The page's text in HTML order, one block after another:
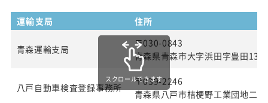
運輸支局 住所
青森運輸支局
〒030-0843
青森県青森市大字浜田字豊田139
八戸自動車検査登録事務所
〒039-2246
青森県八戸市桔梗野工業団地二
スクロールできます